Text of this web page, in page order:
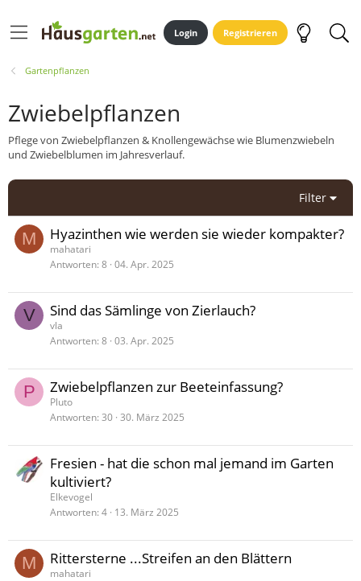
Login Registrieren
Gartenpflanzen
Zwiebelpflanzen
Pflege von Zwiebelpflanzen & Knollengewächse wie Blumenzwiebeln
und Zwiebelblumen im Jahresverlauf.
Filter
M Hyazinthen wie werden sie wieder kompakter?
mahatari
Antworten 8 04. Apr. 2025
V Sind das Sämlinge von Zierlauch?
vla
Antworten 8 03. Apr. 2025
P Zwiebelpflanzen zur Beeteinfassung?
Pluto
Antworten 30 30. März 2025
Fresien - hat die schon mal jemand im Garten
kultiviert?
Elkevogel
Antworten 4 13. März 2025
M Rittersterne ...Streifen an den Blättern
mahatari